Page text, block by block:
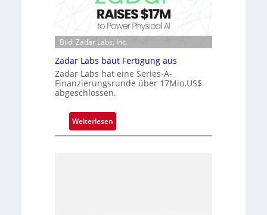
k
V
i
s
i
o
n
c
h
i
p
a
n
b
Bild: Zadar Labs, Inc.
Zadar Labs baut Fertigung aus
Zadar Labs hat eine Series-A-
Finanzierungsrunde über 17Mio.US$
abgeschlossen.
Weiterlesen
Z